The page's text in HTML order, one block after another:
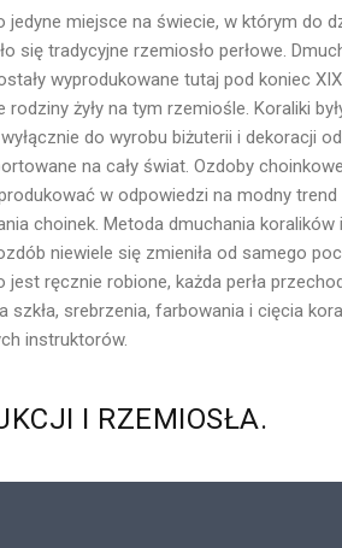
jedyne miejsce na świecie, w którym do
się tradycyjne rzemiosło perłowe.
wyprodukowane tutaj pod koniec
rodziny żyły na tym rzemiośle. Koraliki
do wyrobu biżuterii i dekoracji
na cały świat. Ozdoby choinkowe
w odpowiedzi na modny trend
choinek. Metoda dmuchania koralików i
niewiele się zmieniła od samego
jest ręcznie robione, każda perła
srebrzenia, farbowania i cięcia
instruktorów.
I RZEMIOSŁA.